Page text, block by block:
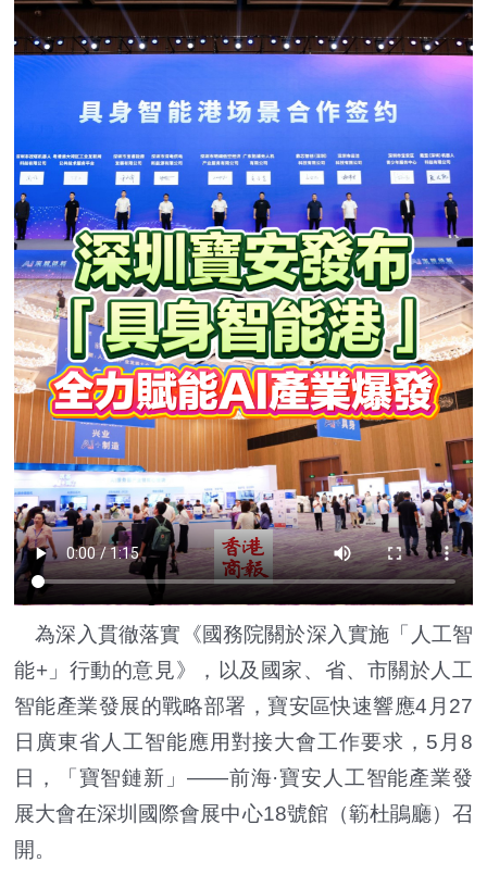
為深入貫徹落實《國務院關於深入實施「人工智
能+」行動的意見》，以及國家、省、市關於人工
智能產業發展的戰略部署，寶安區快速響應4月27
日廣東省人工智能應用對接大會工作要求，5月8
日，「寶智鏈新」——前海·寶安人工智能產業發
展大會在深圳國際會展中心18號館（簕杜鵑廳）召
開。